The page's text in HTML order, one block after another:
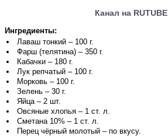
Канал на RUTUBE
Ингредиенты:
Лаваш тонкий – 100 г.
Фарш (телятина) – 350 г.
Кабачки – 180 г.
Лук репчатый – 100 г.
Морковь – 100 г.
Зелень – 30 г.
Яйца – 2 шт.
Овсяные хлопья – 1 ст. л.
Сметана 10% – 1 ст. л.
Перец чёрный молотый – по вкусу.